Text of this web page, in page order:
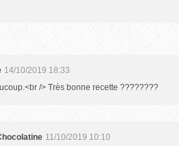
14/10/2019 18:33
/> Très bonne recette ????????
11/10/2019 10:10